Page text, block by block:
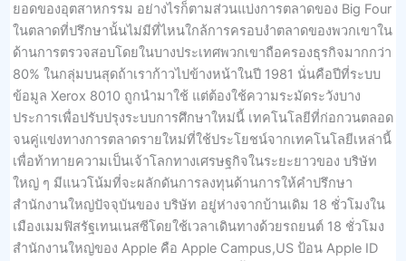
ยอดของอุตสาหกรรม อย่างไรก็ตามส่วนแบ่งการตลาดของ Big Four
ในตลาดที่ปรึกษานั้นไม่มีที่ไหนใกล้การครอบงำตลาดของพวกเขาใน
ด้านการตรวจสอบโดยในบางประเทศพวกเขาถือครองธุรกิจมากกว่า
80% ในกลุ่มบนสุดถ้าเราก้าวไปข้างหน้าในปี 1981 นั่นคือปีที่ระบบ
ข้อมูล Xerox 8010 ถูกนำมาใช้ แต่ต้องใช้ความระมัดระวังบาง
ประการเพื่อปรับปรุงระบบการศึกษาใหม่นี้ เทคโนโลยีที่ก่อกวนตลอด
จนคู่แข่งทางการตลาดรายใหม่ที่ใช้ประโยชน์จากเทคโนโลยีเหล่านี้
เพื่อท้าทายความเป็นเจ้าโลกทางเศรษฐกิจในระยะยาวของ บริษัท
ใหญ่ ๆ มีแนวโน้มที่จะผลักดันการลงทุนด้านการให้คำปรึกษา
สำนักงานใหญ่ปัจจุบันของ บริษัท อยู่ห่างจากบ้านเดิม 18 ชั่วโมงใน
เมืองเมมฟิสรัฐเทนเนสซีโดยใช้เวลาเดินทางด้วยรถยนต์ 18 ชั่วโมง
สำนักงานใหญ่ของ Apple คือ Apple Campus,US ป้อน Apple ID